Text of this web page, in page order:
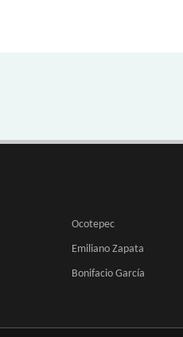
Ocotepec
Emiliano Zapata
Bonifacio García